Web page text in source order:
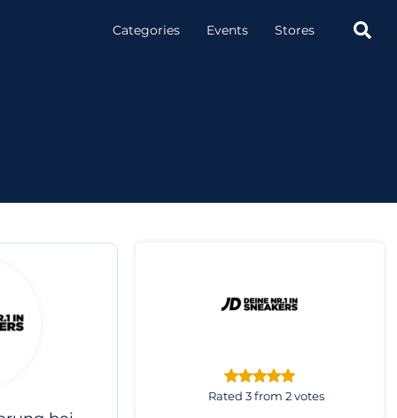
Categories Events Stores 
Rated 3 from 2 votes